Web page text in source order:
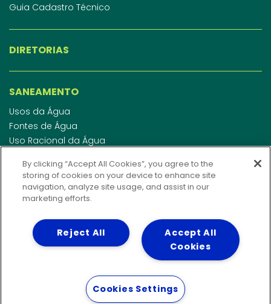
Guia Cadastro Técnico
DIRETORIAS
SANEAMENTO
Usos da Água
Fontes de Água
Uso Racional da Água
Esgotamento Sanitário
Regulamento de Água e Esgoto
Indicadores de qualidade da água
INVESTIDORES
By clicking “Accept All Cookies”, you agree to the
storing of cookies on your device to enhance site
navigation, analyze site usage, and assist in our
marketing efforts.
Accept All
Cookies
Reject All
Cookies Settings